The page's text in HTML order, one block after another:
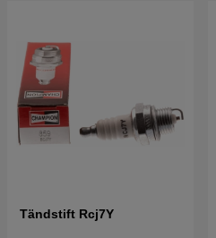
Tändstift Rcj7Y